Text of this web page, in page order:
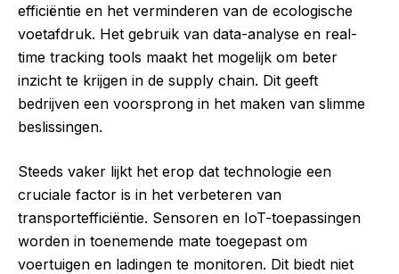
efficiëntie en het verminderen van de ecologische
voetafdruk. Het gebruik van data-analyse en real-
time tracking tools maakt het mogelijk om beter
inzicht te krijgen in de supply chain. Dit geeft
bedrijven een voorsprong in het maken van slimme
beslissingen.
Steeds vaker lijkt het erop dat technologie een
cruciale factor is in het verbeteren van
transportefficiëntie. Sensoren en IoT-toepassingen
worden in toenemende mate toegepast om
voertuigen en ladingen te monitoren. Dit biedt niet